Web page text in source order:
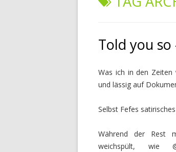
Told you
Was ich in den
und lässig auf
Selbst Fefes
Während der Rest
weichspült, wie